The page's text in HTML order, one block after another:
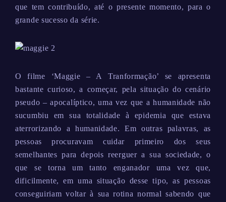
que tem contribuído, até o presente momento, para o
grande sucesso da série.
O filme ‘Maggie – A Tranformação’ se apresenta
bastante curioso, a começar, pela situação do cenário
pseudo – apocalíptico, uma vez que a humanidade não
sucumbiu em sua totalidade à epidemia que estava
aterrorizando a humanidade. Em outras palavras, as
pessoas procuravam cuidar primeiro dos seus
semelhantes para depois reerguer a sua sociedade, o
que se torna um tanto enganador uma vez que,
dificilmente, em uma situação desse tipo, as pessoas
conseguiriam voltar à sua rotina normal sabendo que